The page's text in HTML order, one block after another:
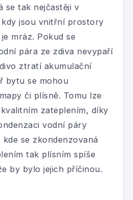
se tak nejčastěji v
jsou vnitřní prostory
mráz. Pokud se
pára ze zdiva nevypaří
ztratí akumulační
bytu se mohou
či plísně. Tomu lze
zateplením, díky
vodní páry
se zkondenzovaná
tak plísním spíše
by bylo jejich příčinou.